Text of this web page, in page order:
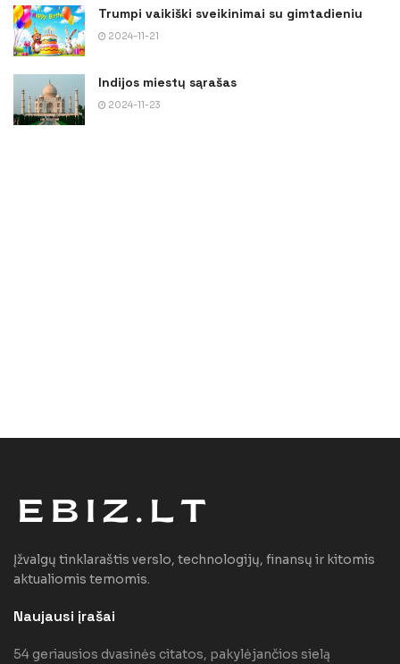
Trumpi vaikiški sveikinimai su gimtadieniu
2024-11-21
Indijos miestų sąrašas
2024-11-23
Įžvalgų tinklaraštis verslo, technologijų, finansų ir kitomis
aktualiomis temomis.
Naujausi įrašai
54 geriausios dvasinės citatos, pakylėjančios sielą